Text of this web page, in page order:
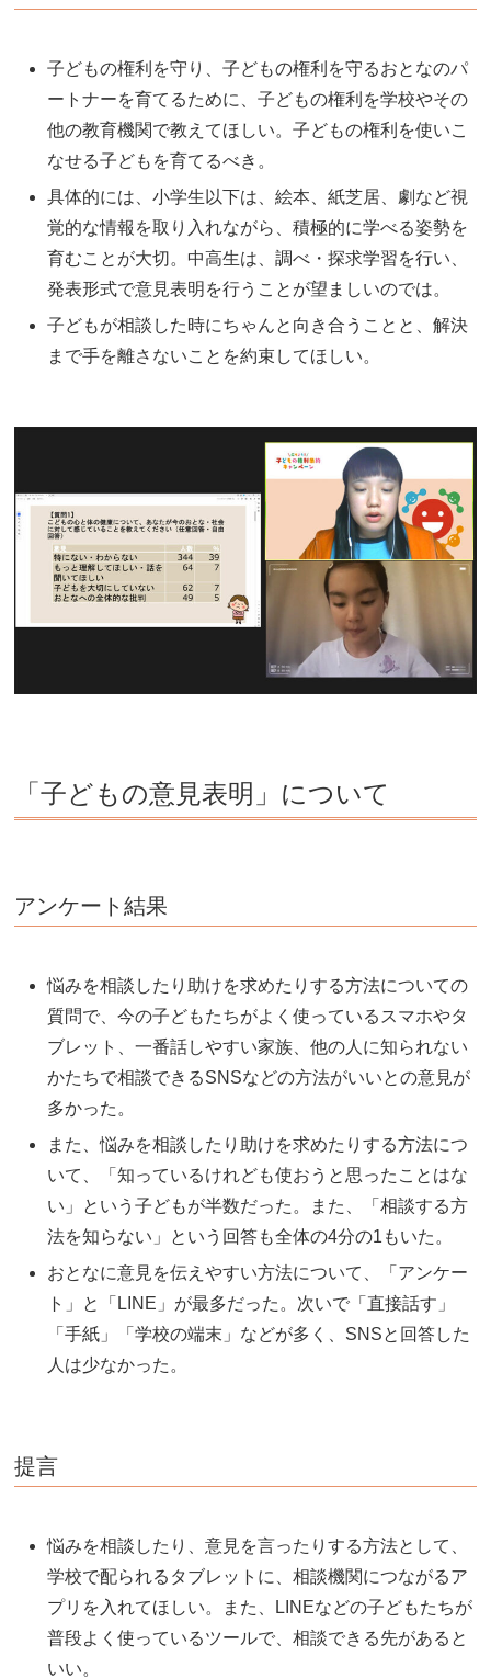
子どもの権利を守り、子どもの権利を守るおとなのパ
ートナーを育てるために、子どもの権利を学校やその
他の教育機関で教えてほしい。子どもの権利を使いこ
なせる子どもを育てるべき。
具体的には、小学生以下は、絵本、紙芝居、劇など視
覚的な情報を取り入れながら、積極的に学べる姿勢を
育むことが大切。中高生は、調べ・探求学習を行い、
発表形式で意見表明を行うことが望ましいのでは。
子どもが相談した時にちゃんと向き合うことと、解決
まで手を離さないことを約束してほしい。
「子どもの意見表明」について
アンケート結果
悩みを相談したり助けを求めたりする方法についての
質問で、今の子どもたちがよく使っているスマホやタ
ブレット、一番話しやすい家族、他の人に知られない
かたちで相談できるSNSなどの方法がいいとの意見が
多かった。
また、悩みを相談したり助けを求めたりする方法につ
いて、「知っているけれども使おうと思ったことはな
い」という子どもが半数だった。また、「相談する方
法を知らない」という回答も全体の4分の1もいた。
おとなに意見を伝えやすい方法について、「アンケー
ト」と「LINE」が最多だった。次いで「直接話す」
「手紙」「学校の端末」などが多く、SNSと回答した
人は少なかった。
提言
悩みを相談したり、意見を言ったりする方法として、
学校で配られるタブレットに、相談機関につながるア
プリを入れてほしい。また、LINEなどの子どもたちが
普段よく使っているツールで、相談できる先があると
いい。